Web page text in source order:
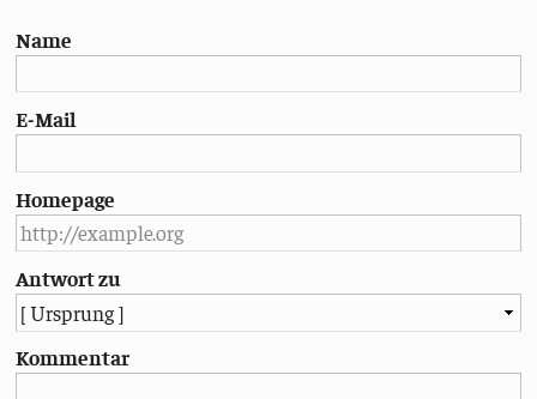
Name
E-Mail
Homepage
Antwort zu
Kommentar